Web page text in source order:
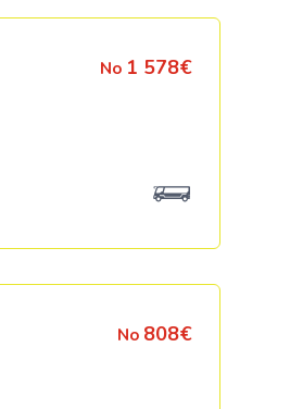
No 1 578€
No 808€